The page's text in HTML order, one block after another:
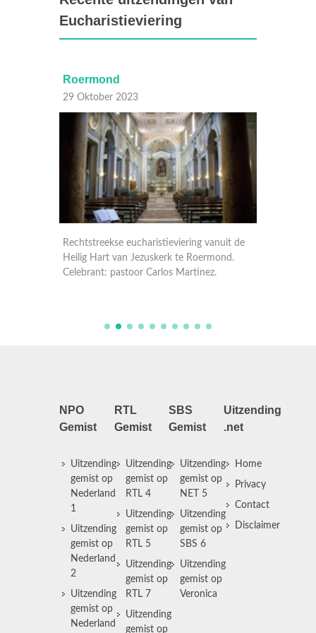
Eucharistieviering
Roermond
29 Oktober 2023
Rechtstreekse eucharistieviering vanuit de
Heilig Hart van Jezuskerk te Roermond.
Celebrant: pastoor Carlos Martinez.
NPO
Gemist
Uitzending
gemist op
Nederland
1
Uitzending
gemist op
Nederland
2
Uitzending
gemist op
Nederland
RTL
Gemist
Uitzending
gemist op
RTL 4
Uitzending
gemist op
RTL 5
Uitzending
gemist op
RTL 7
Uitzending
gemist op
SBS
Gemist
Uitzending
gemist op
NET 5
Uitzending
gemist op
SBS 6
Uitzending
gemist op
Veronica
Uitzending
.net
Home
Privacy
Contact
Disclaimer